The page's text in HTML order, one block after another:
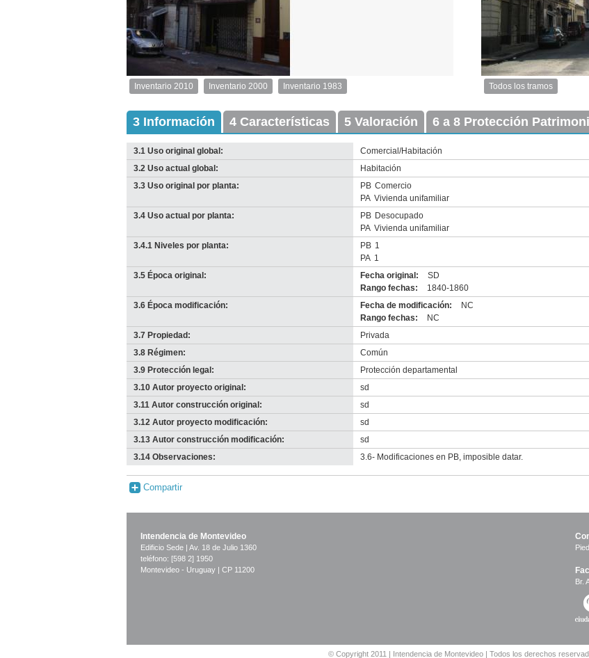
Inventario
Exterior
imagen
original
Inventario 2010
Inventario 2000
Inventario 1983
Imagen
tramo:
Treinta
tamaño
Todos los tramos
3 Información 4 Características 5 Valoración 6 a 8 Protección
3.1 Uso original global:
Comercial/Habitación
3.2 Uso actual global:
Habitación
3.3 Uso original por planta:
PB Comercio
PA Vivienda unifamiliar
3.4 Uso actual por planta:
PB Desocupado
PA Vivienda unifamiliar
3.4.1 Niveles por planta:
PB 1
PA 1
3.5 Época original:
Fecha original:
SD
Rango fechas:
1840-1860
3.6 Época modificación:
Fecha de modificación:
NC
Rango fechas:
NC
3.7 Propiedad:
Privada
3.8 Régimen:
Común
3.9 Protección legal:
Protección departamental
3.10 Autor proyecto original:
sd
3.11 Autor construcción original:
sd
3.12 Autor proyecto modificación:
sd
3.13 Autor construcción modificación:
sd
3.14 Observaciones:
3.6- Modificaciones en PB, imposible datar.
Compartir
Intendencia de Montevideo
Edificio Sede | Av. 18 de Julio 1360
teléfono: [598 2] 1950
Montevideo - Uruguay | CP 11200
Br.
© Copyright 2011 | Intendencia de Montevideo | Todos los derechos